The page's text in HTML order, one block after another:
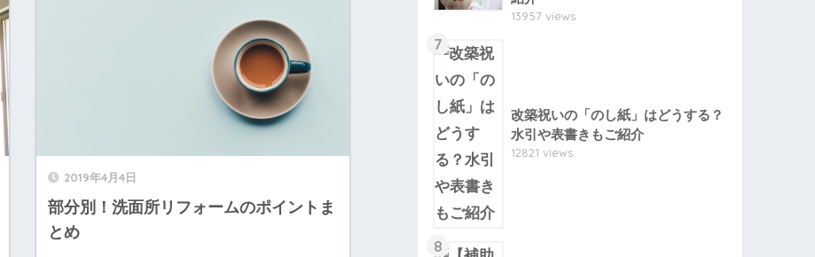
2019年4月4日
部分別！洗面所リフォームのポイントま
とめ
13957 views
7
改築祝いの「のし紙」はどうする？
水引や表書きもご紹介
12821 views
8